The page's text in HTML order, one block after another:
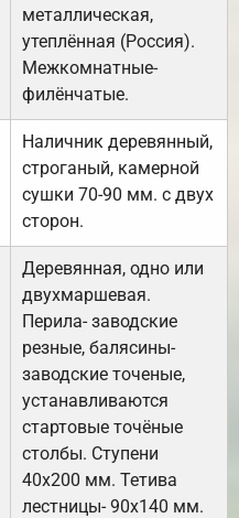
металлическая,
утеплённая (Россия).
Межкомнатные-
филёнчатые.
Наличник деревянный,
строганый, камерной
сушки 70-90 мм. с двух
сторон.
Деревянная, одно или
двухмаршевая.
Перила- заводские
резные, балясины-
заводские точеные,
устанавливаются
стартовые точёные
столбы. Ступени
40х200 мм. Тетива
лестницы- 90х140 мм.